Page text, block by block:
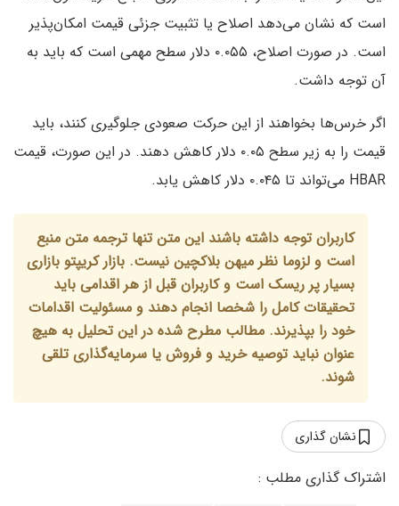
است که نشان می‌دهد اصلاح یا تثبیت جزئی قیمت امکان‌پذیر
است. در صورت اصلاح، ۰.۰۵۵ دلار سطح مهمی است که باید به
آن توجه داشت.
اگر خرس‌ها بخواهند از این حرکت صعودی جلوگیری کنند، باید
قیمت را به زیر سطح ۰.۰۵ دلار کاهش دهند. در این صورت، قیمت
HBAR می‌تواند تا ۰.۰۴۵ دلار کاهش یابد.
کاربران توجه داشته باشند این متن تنها ترجمه متن منبع
است و لزوما نظر میهن بلاکچین نیست. بازار کریپتو بازاری
بسیار پر ریسک است و کاربران قبل از هر اقدامی باید
تحقیقات کامل را شخصا انجام دهند و مسئولیت اقدامات
خود را بپذیرند. مطالب مطرح شده در این تحلیل به هیچ
عنوان نباید توصیه خرید و فروش یا سرمایه‌گذاری تلقی
شوند.
نشان گذاری